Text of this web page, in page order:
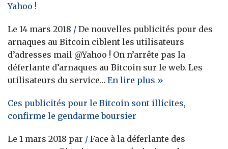
Yahoo !
Le 14 mars 2018 / De nouvelles publicités pour des
arnaques au Bitcoin ciblent les utilisateurs
d’adresses mail @Yahoo ! On n’arrête pas la
déferlante d’arnaques au Bitcoin sur le web. Les
utilisateurs du service… En lire plus »
Ces publicités pour le Bitcoin sont illicites,
confirme le gendarme boursier
Le 1 mars 2018 par / Face à la déferlante des